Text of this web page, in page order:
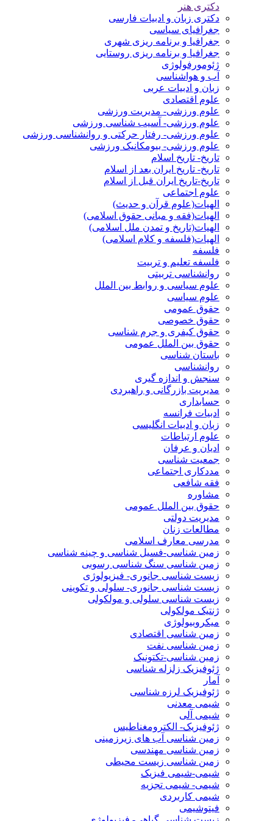
دکتری هنر
دکتری زبان و ادبیات فارسی
جغرافیای سیاسی
جغرافیا و برنامه ریزی شهری
جغرافیا و برنامه ریزی روستایی
ژئومورفولوژی
آب و هواشناسی
زبان و ادبیات عربی
علوم اقتصادی
علوم ورزشی- مدیریت ورزشی
علوم ورزشی- آسیب شناسی ورزشی
علوم ورزشی- رفتار حرکتی و روانشناسی ورزشی
علوم ورزشی- بیومکانیک ورزشی
تاریخ- تاریخ اسلام
تاریخ- تاریخ ایران بعد از اسلام
تاریخ-تاریخ ایران قبل از اسلام
علوم اجتماعی
الهیات(علوم قرآن و حدیث)
الهیات(فقه و مبانی حقوق اسلامی)
الهیات(تاریخ و تمدن ملل اسلامی)
الهیات(فلسفه و کلام اسلامی)
فلسفه
فلسفه تعلیم و تربیت
روانشناسی تربیتی
علوم سیاسی و روابط بین الملل
علوم سیاسی
حقوق عمومی
حقوق خصوصی
حقوق کیفری و جرم شناسی
حقوق بین الملل عمومی
باستان شناسی
روانشناسی
سنجش و اندازه گیری
مدیریت بازرگانی و راهبردی
حسابداری
ادبیات فرانسه
زبان و ادبیات انگلیسی
علوم ارتباطات
ادیان و عرفان
جمعیت شناسی
مددکاری اجتماعی
فقه شافعی
مشاوره
حقوق بین الملل عمومی
مدیریت دولتی
مطالعات زنان
مدرسی معارف اسلامی
زمین شناسی-فسیل شناسی و چینه شناسی
زمین شناسی سنگ شناسی رسوبی
زیست شناسی جانوری- فیزیولوژی
زیست شناسی جانوری- سلولی و تکوینی
زیست شناسی سلولی و مولکولی
ژنتیک مولکولی
میکروبیولوژی
زمین شناسی اقتصادی
زمین شناسی نفت
زمین شناسی-تکتونیک
ژئوفیزیک زلزله شناسی
آمار
ژئوفیزیک لرزه شناسی
شیمی معدنی
شیمی آلی
ژئوفیزیک- الکترومغناطیس
زمین شناسی آب های زیرزمینی
زمین شناسی مهندسی
زمین شناسی زیست محیطی
شیمی-شیمی فیزیک
شیمی- شیمی تجزیه
شیمی کاربردی
فیتوشیمی